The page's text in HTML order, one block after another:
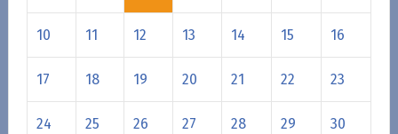
10 11 12 13 14 15 16
17 18 19 20 21 22 23
24 25 26 27 28 29 30